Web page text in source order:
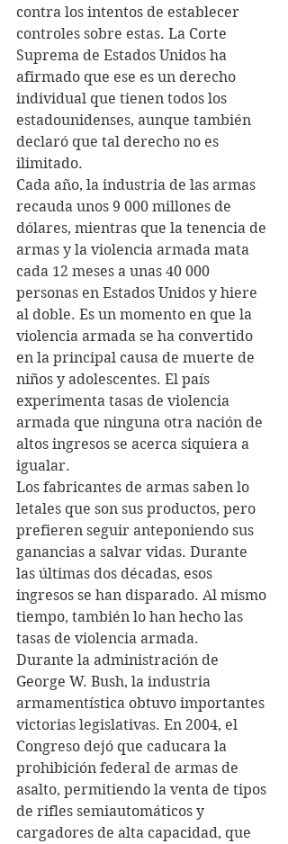
contra los intentos de establecer
controles sobre estas. La Corte
Suprema de Estados Unidos ha
afirmado que ese es un derecho
individual que tienen todos los
estadounidenses, aunque también
declaró que tal derecho no es
ilimitado.
Cada año, la industria de las armas
recauda unos 9 000 millones de
dólares, mientras que la tenencia de
armas y la violencia armada mata
cada 12 meses a unas 40 000
personas en Estados Unidos y hiere
al doble. Es un momento en que la
violencia armada se ha convertido
en la principal causa de muerte de
niños y adolescentes. El país
experimenta tasas de violencia
armada que ninguna otra nación de
altos ingresos se acerca siquiera a
igualar.
Los fabricantes de armas saben lo
letales que son sus productos, pero
prefieren seguir anteponiendo sus
ganancias a salvar vidas. Durante
las últimas dos décadas, esos
ingresos se han disparado. Al mismo
tiempo, también lo han hecho las
tasas de violencia armada.
Durante la administración de
George W. Bush, la industria
armamentística obtuvo importantes
victorias legislativas. En 2004, el
Congreso dejó que caducara la
prohibición federal de armas de
asalto, permitiendo la venta de tipos
de rifles semiautomáticos y
cargadores de alta capacidad, que